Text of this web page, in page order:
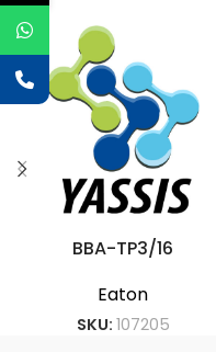
BBA-TP3/16
Eaton
SKU: 107205